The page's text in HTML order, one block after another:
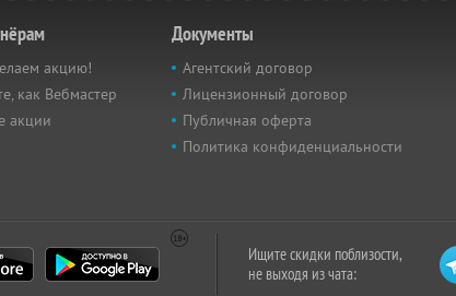
акцию!
как Вебмастер
акции
Документы
Агентский договор
Лицензионный договор
Публичная оферта
Политика конфиденциальности
Ищите скидки поблизости,
не выходя из чата: